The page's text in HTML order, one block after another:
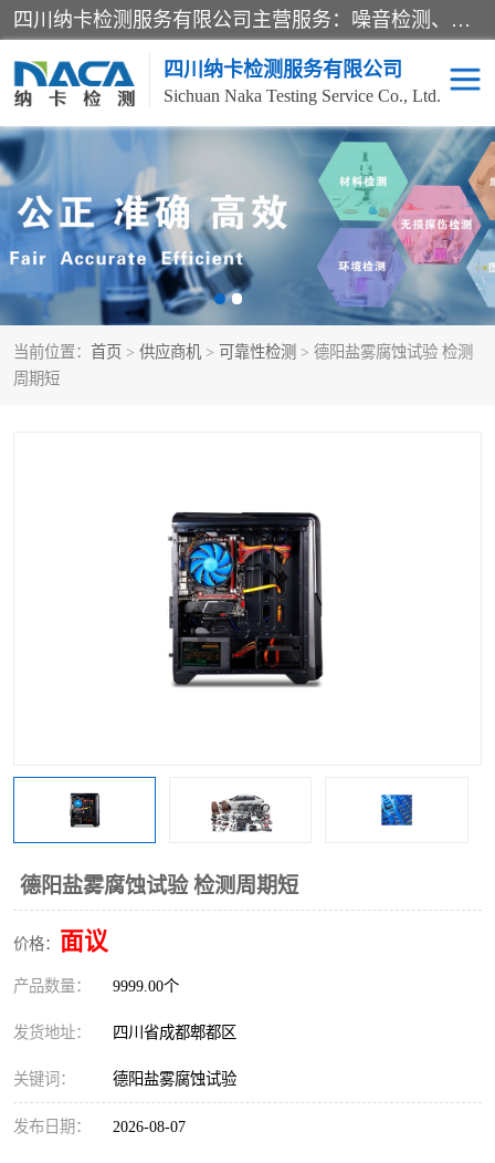
四川纳卡检测服务有限公司主营服务：噪音检测、灯光检测、防护网检测、磁性检测、无损检测、燃烧等级检测；本着严谨、规范的态度严格执行国家现行标准、规范及规程，奉行“科学公正、准确、持续改进、诚信服务”的企业价值和“科学、信誉、服务”的企业宗旨，竭诚为广大客户服务。
四川纳卡检测服务有限公司
Sichuan Naka Testing Service Co., Ltd.
当前位置： 首页 > 供应商机 > 可靠性检测 > 德阳盐雾腐蚀试验 检测
周期短
德阳盐雾腐蚀试验 检测周期短
价格： 面议
产品数量： 9999.00个
发货地址： 四川省成都郫都区
关键词： 德阳盐雾腐蚀试验
发布日期： 2026-08-07
噪音检测 灯光检测
防护网检测 磁性检测
无损检测 燃烧等级检测
可靠性检测 产品检测